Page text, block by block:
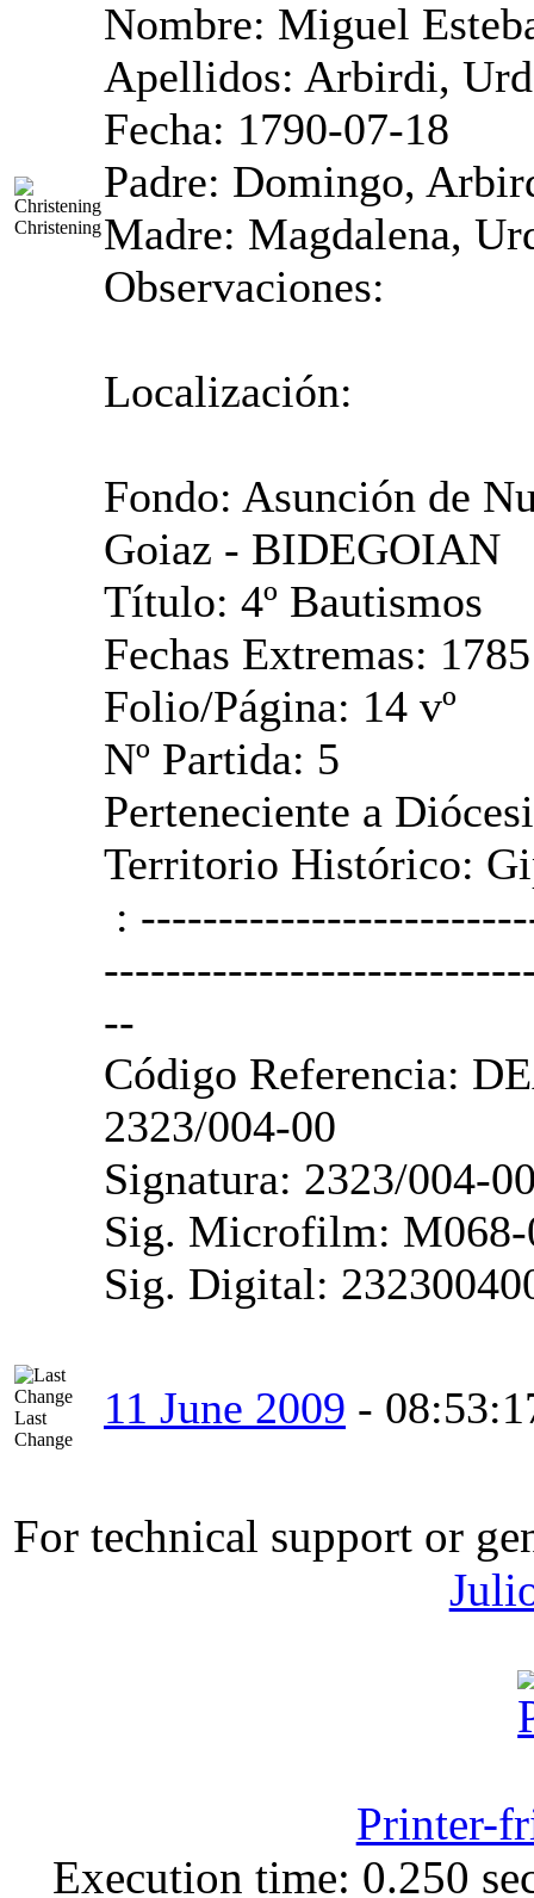
Christening
Nombre: Miguel
Apellidos: Arbirdi,
Fecha: 1790-07-18
Padre: Domingo,
Madre: Magdalena,
Observaciones:
Localización:
Fondo: Asunción de
Goiaz - BIDEGOIAN
Título: 4º Bautismos
Fechas Extremas:
Folio/Página: 14 vº
Nº Partida: 5
Perteneciente a
Territorio Histórico:
:
--
Código Referencia:
2323/004-00
Signatura: 2323/004-
Sig. Microfilm: M068-
Sig. Digital:
Last
Change
11 June 2009 -
For technical support or
Printer-
Execution time: 0.250